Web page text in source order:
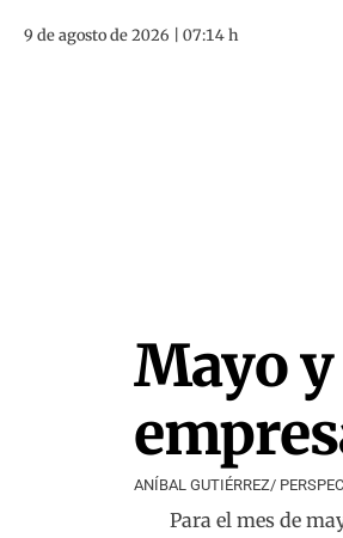
9 de agosto de 2026 | 07:14 h
Mayo
ANÍBAL GUTIÉRREZ/
Para el mes de